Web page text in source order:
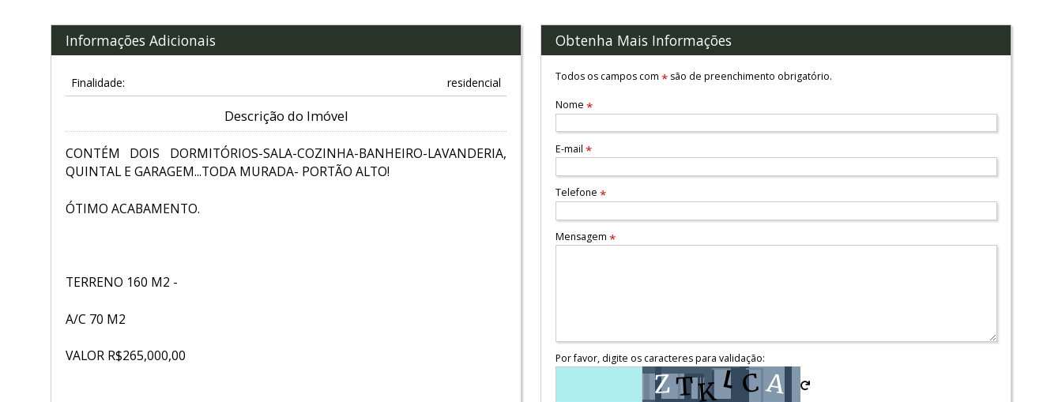
Informações Adicionais
Finalidade: residencial
Descrição do Imóvel
CONTÉM DOIS DORMITÓRIOS-SALA-COZINHA-BANHEIRO-LAVANDERIA,
QUINTAL E GARAGEM...TODA MURADA- PORTÃO ALTO!
ÓTIMO ACABAMENTO.
TERRENO 160 M2 -
A/C 70 M2
VALOR R$265,000,00
Obtenha Mais Informações
Todos os campos com *são de preenchimento obrigatório.
Nome *
E-mail *
Telefone *
Mensagem *
Por favor, digite os caracteres para validação: